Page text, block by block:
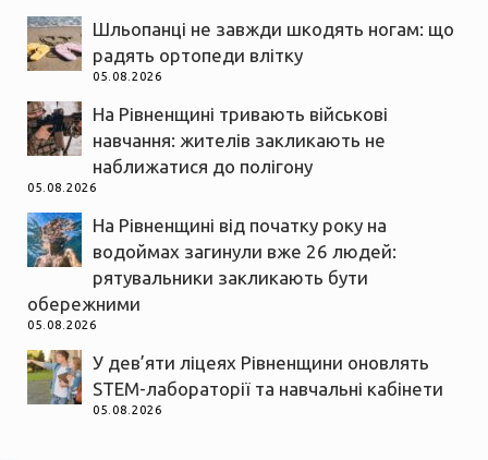
Шльопанці не завжди шкодять ногам: що
радять ортопеди влітку
05.08.2026
На Рівненщині тривають військові
навчання: жителів закликають не
наближатися до полігону
05.08.2026
На Рівненщині від початку року на
водоймах загинули вже 26 людей:
рятувальники закликають бути
обережними
05.08.2026
У дев’яти ліцеях Рівненщини оновлять
STEM-лабораторії та навчальні кабінети
05.08.2026